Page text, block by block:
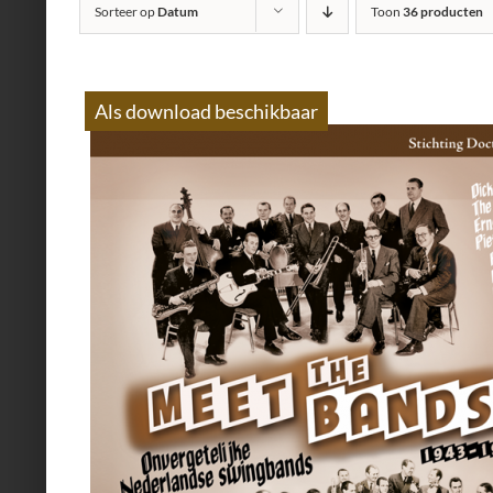
Sorteer opDatum Toon 36 producten
Als download beschikbaar